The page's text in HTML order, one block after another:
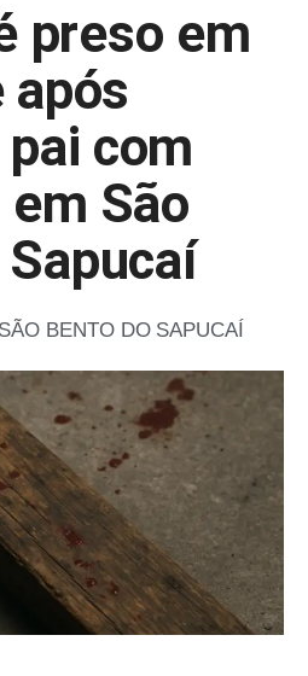
preso em
com
São
SÃO BENTO DO SAPUCAÍ